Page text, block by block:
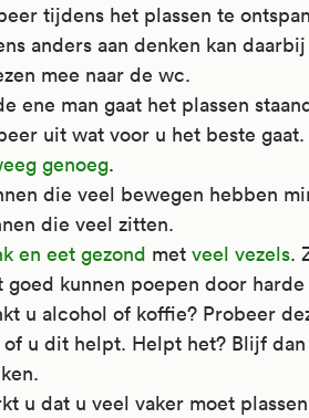
tijdens het plassen te
anders aan denken kan
mee naar de wc.
ene man gaat het plassen
uit wat voor u het beste gaat.
genoeg.
die veel bewegen hebben
die veel zitten.
en eet gezond met veel vezels.
goed kunnen poepen door
u alcohol of koffie? Probeer
u dit helpt. Helpt het? Blijf
u dat u veel vaker moet